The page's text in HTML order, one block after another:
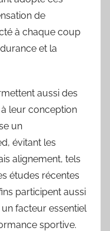
de
à chaque coup
et la
aussi des
leur conception
un
évitant les
alignement, tels
études récentes
participent aussi
facteur essentiel
sportive.